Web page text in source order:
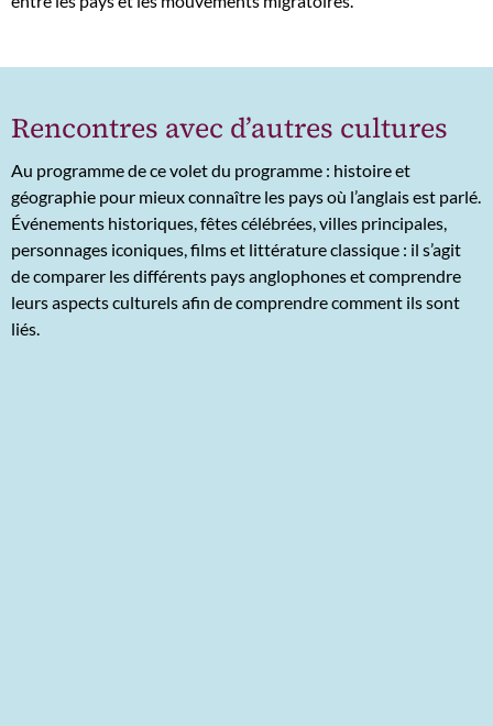
Rencontres avec d’autres cultures
Au programme de ce volet du programme : histoire et
géographie pour mieux connaître les pays où l’anglais est parlé.
Événements historiques, fêtes célébrées, villes principales,
personnages iconiques, films et littérature classique : il s’agit
de comparer les différents pays anglophones et comprendre
leurs aspects culturels afin de comprendre comment ils sont
liés.